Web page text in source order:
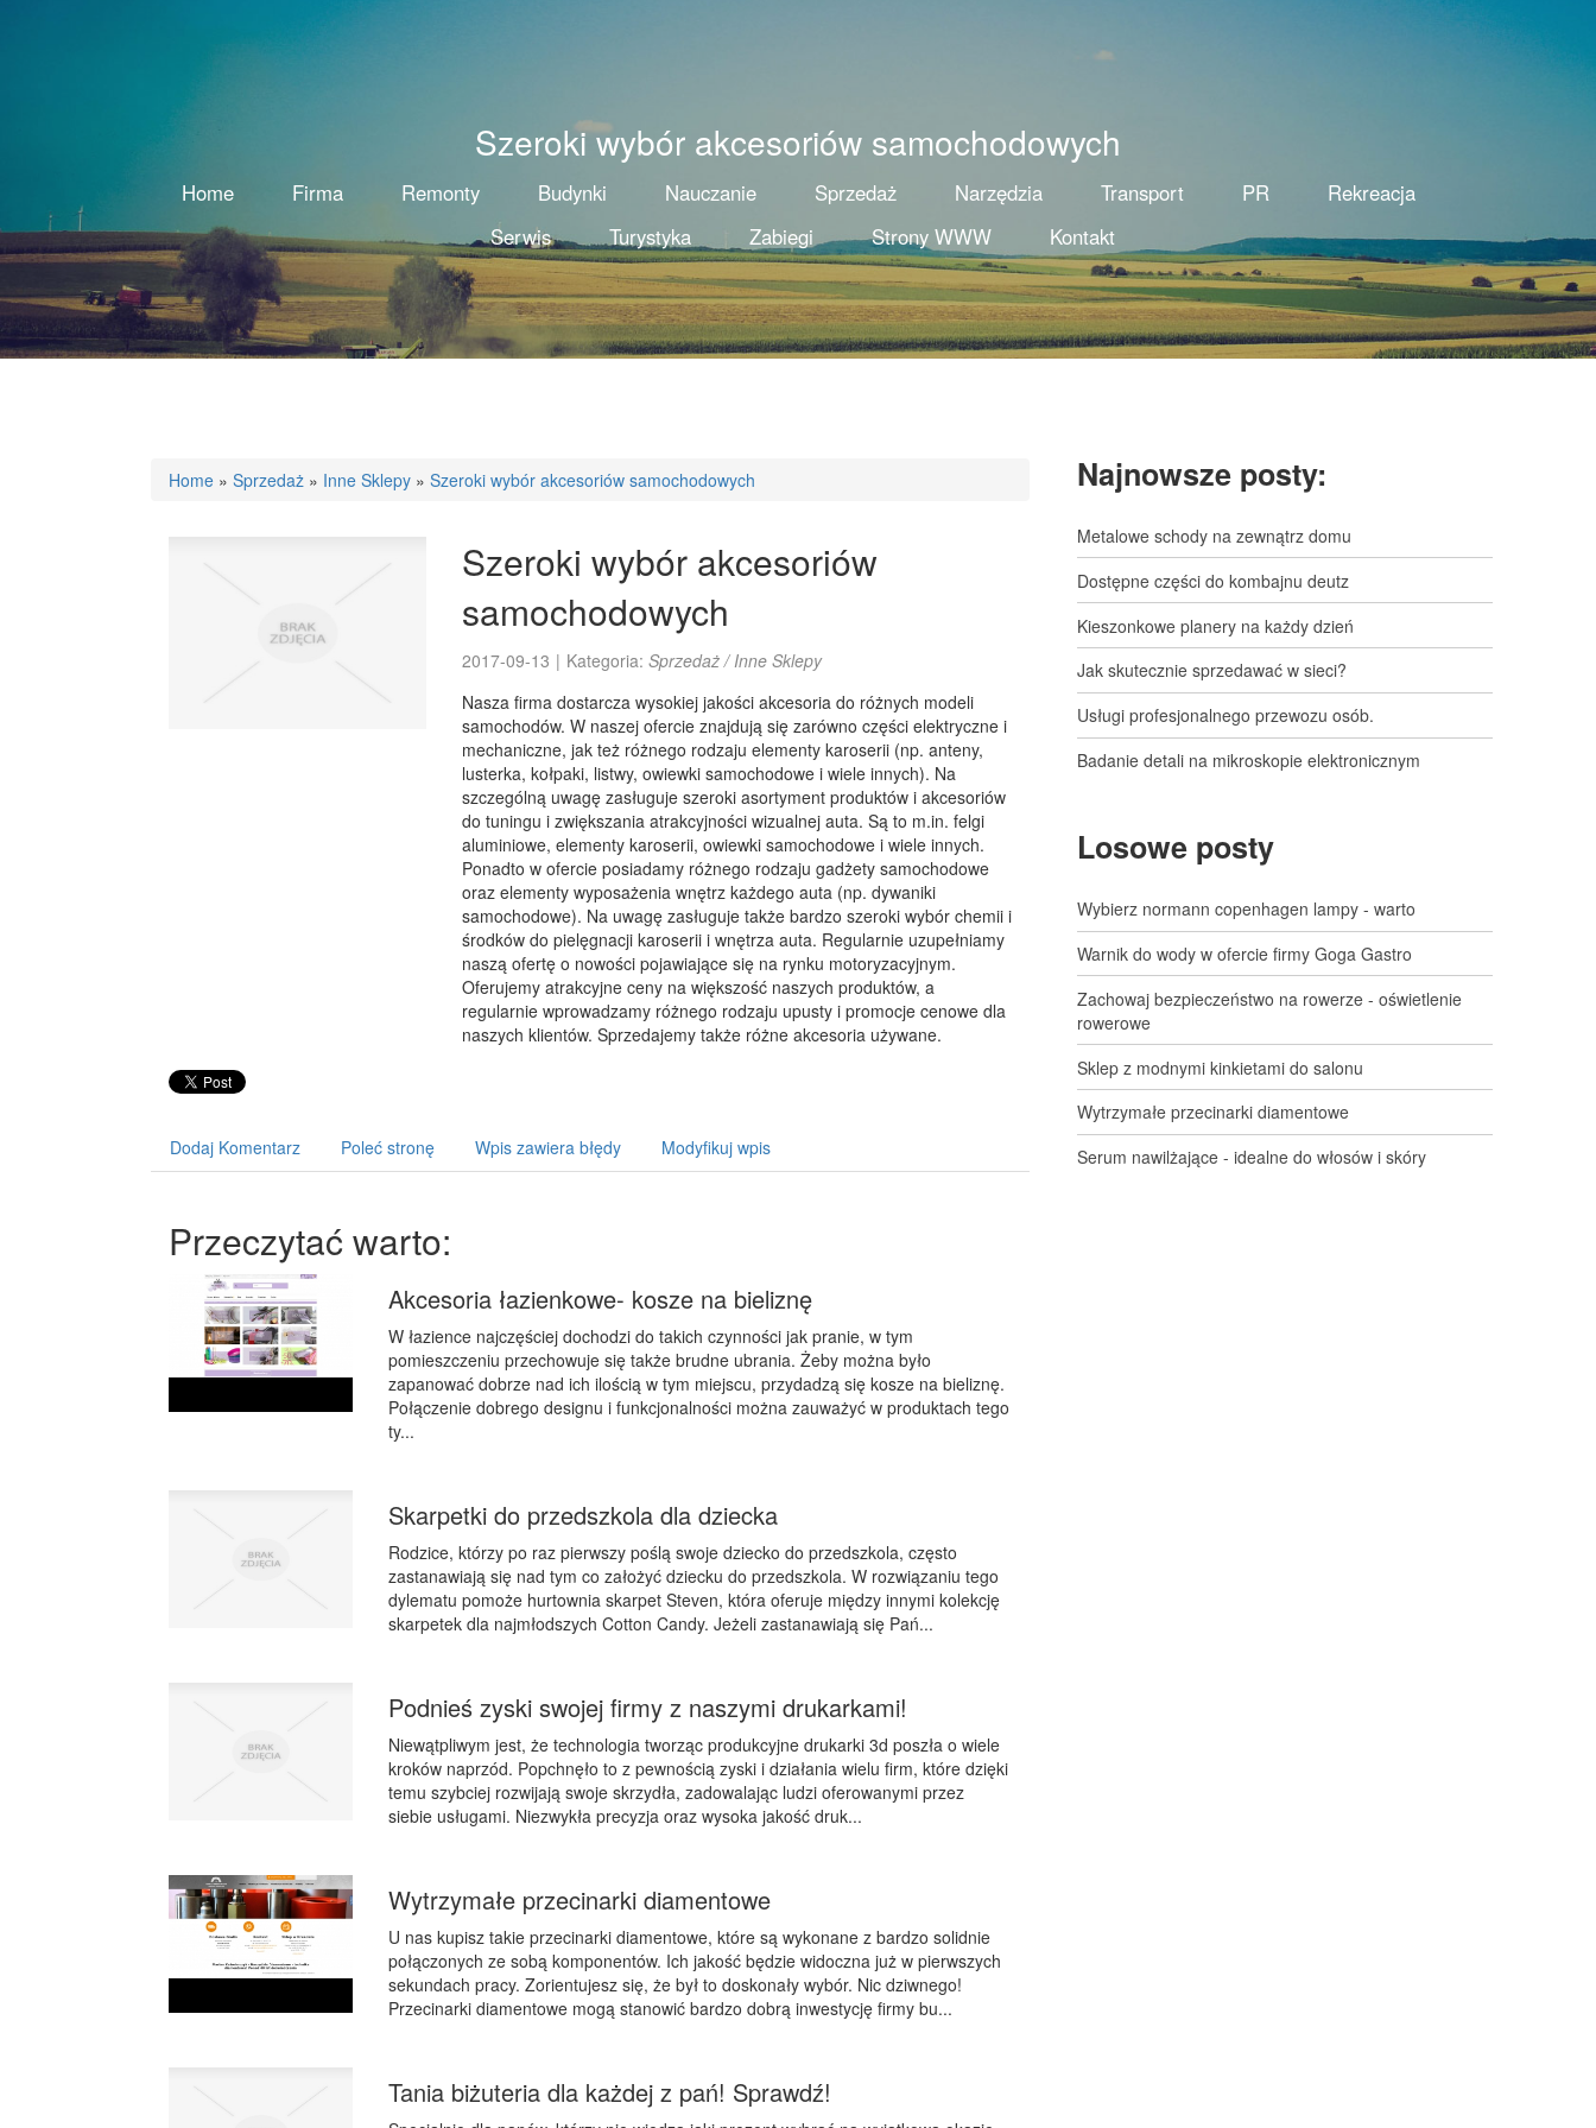
Szeroki wybór akcesoriów samochodowych
Home Firma Remonty Budynki Nauczanie Sprzedaż Narzędzia Transport PR
Rekreacja
Serwis
Turystyka Zabiegi Strony WWW Kontakt
Home » Sprzedaż » Inne Sklepy » Szeroki wybór akcesoriów samochodowych
Szeroki wybór akcesoriów
samochodowych
2017-09-13 | Kategoria: Sprzedaż / Inne Sklepy
Nasza firma dostarcza wysokiej jakości akcesoria do różnych modeli
samochodów. W naszej ofercie znajdują się zarówno części elektryczne i
mechaniczne, jak też różnego rodzaju elementy karoserii (np. anteny,
lusterka, kołpaki, listwy, owiewki samochodowe i wiele innych). Na
szczególną uwagę zasługuje szeroki asortyment produktów i akcesoriów
do tuningu i zwiększania atrakcyjności wizualnej auta. Są to m.in. felgi
aluminiowe, elementy karoserii, owiewki samochodowe i wiele innych.
Ponadto w ofercie posiadamy różnego rodzaju gadżety samochodowe
oraz elementy wyposażenia wnętrz każdego auta (np. dywaniki
samochodowe). Na uwagę zasługuje także bardzo szeroki wybór chemii i
środków do pielęgnacji karoserii i wnętrza auta. Regularnie uzupełniamy
naszą ofertę o nowości pojawiające się na rynku motoryzacyjnym.
Oferujemy atrakcyjne ceny na większość naszych produktów, a
regularnie wprowadzamy różnego rodzaju upusty i promocje cenowe dla
naszych klientów. Sprzedajemy także różne akcesoria używane.
Dodaj Komentarz Poleć stronę Wpis zawiera błędy Modyfikuj wpis
Przeczytać warto:
Akcesoria łazienkowe- kosze na bieliznę
W łazience najczęściej dochodzi do takich czynności jak pranie, w tym
pomieszczeniu przechowuje się także brudne ubrania. Żeby można było
zapanować dobrze nad ich ilością w tym miejscu, przydadzą się kosze na bieliznę.
Połączenie dobrego designu i funkcjonalności można zauważyć w produktach tego
ty...
Skarpetki do przedszkola dla dziecka
Rodzice, którzy po raz pierwszy poślą swoje dziecko do przedszkola, często
zastanawiają się nad tym co założyć dziecku do przedszkola. W rozwiązaniu tego
dylematu pomoże hurtownia skarpet Steven, która oferuje między innymi kolekcję
skarpetek dla najmłodszych Cotton Candy. Jeżeli zastanawiają się Pań...
Podnieś zyski swojej firmy z naszymi drukarkami!
Niewątpliwym jest, że technologia tworząc produkcyjne drukarki 3d poszła o wiele
kroków naprzód. Popchnęło to z pewnością zyski i działania wielu firm, które dzięki
temu szybciej rozwijają swoje skrzydła, zadowalając ludzi oferowanymi przez
siebie usługami. Niezwykła precyzja oraz wysoka jakość druk...
Wytrzymałe przecinarki diamentowe
U nas kupisz takie przecinarki diamentowe, które są wykonane z bardzo solidnie
połączonych ze sobą komponentów. Ich jakość będzie widoczna już w pierwszych
sekundach pracy. Zorientujesz się, że był to doskonały wybór. Nic dziwnego!
Przecinarki diamentowe mogą stanowić bardzo dobrą inwestycję firmy bu...
Tania biżuteria dla każdej z pań! Sprawdź!
Najnowsze posty:
Metalowe schody na zewnątrz domu
Dostępne części do kombajnu deutz
Kieszonkowe planery na każdy dzień
Jak skutecznie sprzedawać w sieci?
Usługi profesjonalnego przewozu osób.
Badanie detali na mikroskopie elektronicznym
Losowe posty
Wybierz normann copenhagen lampy - warto
Warnik do wody w ofercie firmy Goga Gastro
Zachowaj bezpieczeństwo na rowerze - oświetlenie
rowerowe
Sklep z modnymi kinkietami do salonu
Wytrzymałe przecinarki diamentowe
Serum nawilżające - idealne do włosów i skóry